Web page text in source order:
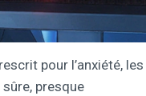
pour l’anxiété, les
presque